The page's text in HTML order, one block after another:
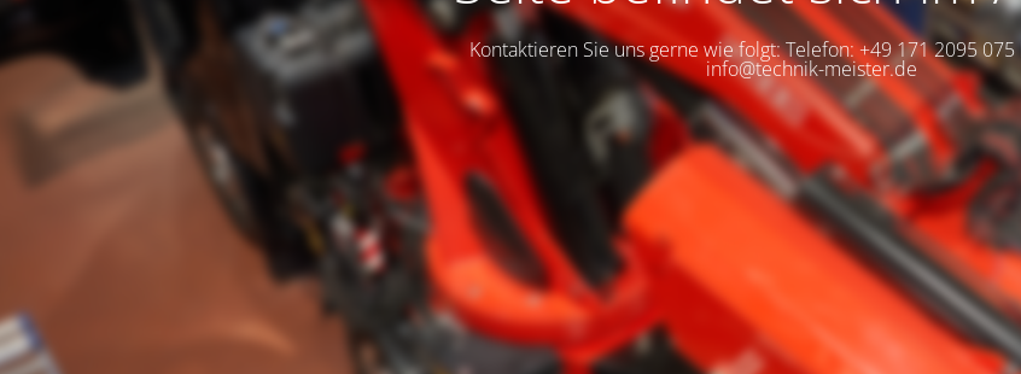
Kontaktieren Sie uns gerne wie folgt: Telefon: +49 171 2095 075
info@technik-meister.de